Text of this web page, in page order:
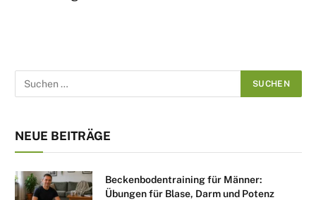
NEUE BEITRÄGE
Beckenbodentraining für Männer:
Übungen für Blase, Darm und Potenz